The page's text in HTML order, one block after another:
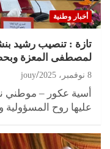
أخبار وطنية
تازة : تنصيب رشيد
لمصطفى المعزة
8 نوفمبر، 2025 jouy
أسية عكور – موطني
عليها روح المسؤولية